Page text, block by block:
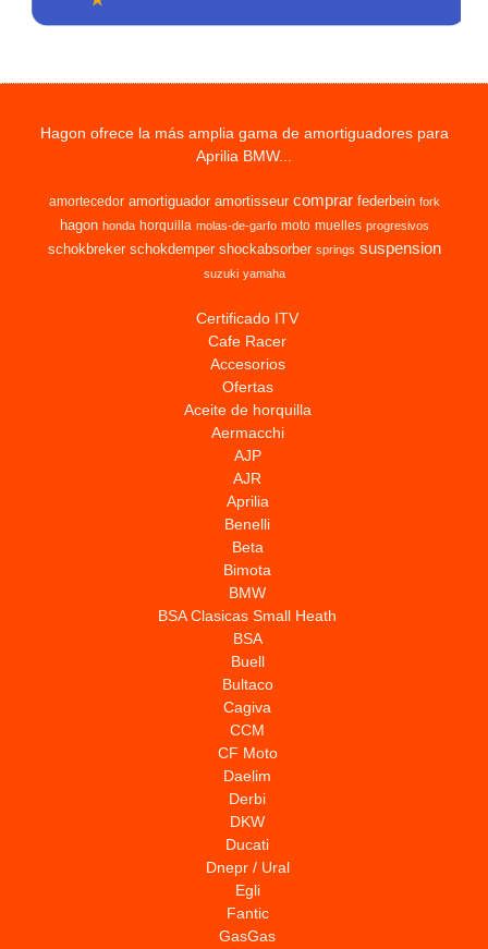
Hagon ofrece la más amplia gama de amortiguadores para
Aprilia BMW...
amortecedor amortiguador amortisseur comprar federbein fork
hagon honda horquilla molas-de-garfo moto muelles progresivos
schokbreker schokdemper shockabsorber springs suspension
suzuki yamaha
Certificado ITV
Cafe Racer
Accesorios
Ofertas
Aceite de horquilla
Aermacchi
AJP
AJR
Aprilia
Benelli
Beta
Bimota
BMW
BSA Clasicas Small Heath
BSA
Buell
Bultaco
Cagiva
CCM
CF Moto
Daelim
Derbi
DKW
Ducati
Dnepr / Ural
Egli
Fantic
GasGas